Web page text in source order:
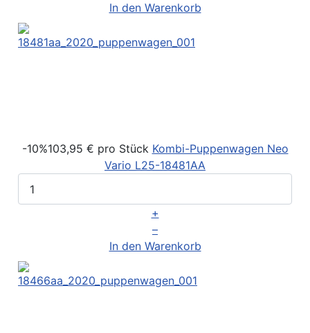
In den Warenkorb
-10%103,95 € pro Stück Kombi-Puppenwagen Neo
Vario L25-18481AA
+
–
In den Warenkorb